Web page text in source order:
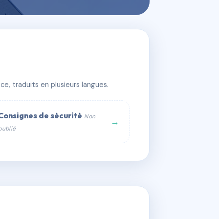
traduits en plusieurs langues.
de sécurité Non
→